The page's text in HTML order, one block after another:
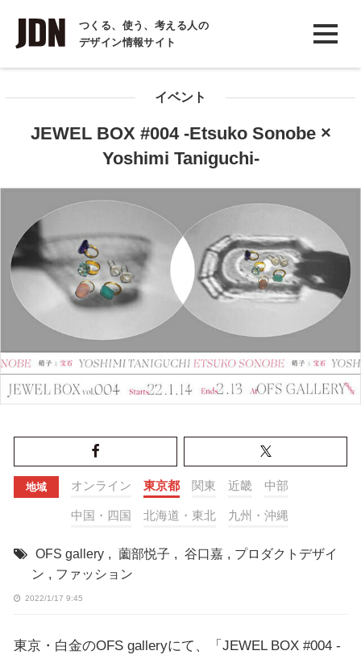
つくる、使う、考える人の
デザイン情報サイト
INTERVIEW
インタビュー
COLUMN
イベント
JEWEL BOX #004 -Etsuko Sonobe ×
Yoshimi Taniguchi-
地域 オンライン 東京都 関東 近畿 中部
中国・四国 北海道・東北 九州・沖縄
OFS gallery , 薗部悦子 , 谷口嘉 , プロダクトデザイ
ン , ファッション
2022/1/17 9:45
東京・白金のOFS galleryにて、「JEWEL BOX #004 -